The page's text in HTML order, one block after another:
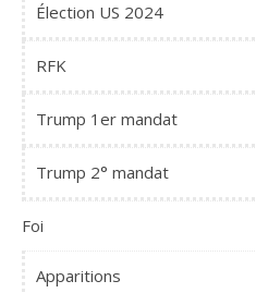
Élection US 2024
RFK
Trump 1er mandat
Trump 2° mandat
Foi
Apparitions